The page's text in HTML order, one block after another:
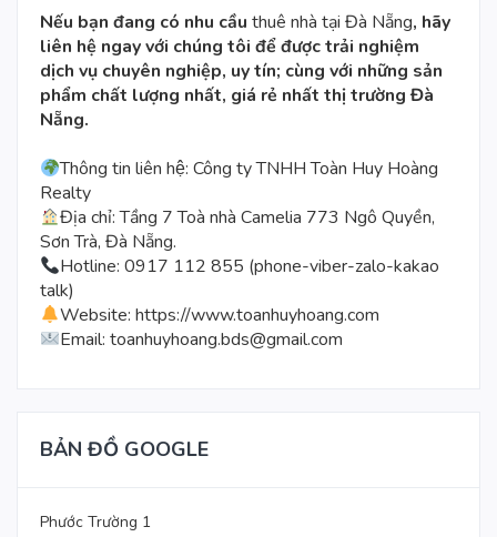
Nếu bạn đang có nhu cầu thuê nhà tại Đà Nẵng, hãy
liên hệ ngay với chúng tôi để được trải nghiệm
dịch vụ chuyên nghiệp, uy tín; cùng với những sản
phẩm chất lượng nhất, giá rẻ nhất thị trường Đà
Nẵng.
Thông tin liên hệ: Công ty TNHH Toàn Huy Hoàng
Realty
Địa chỉ: Tầng 7 Toà nhà Camelia 773 Ngô Quyền,
Sơn Trà, Đà Nẵng.
Hotline: 0917 112 855 (phone-viber-zalo-kakao
talk)
Website:https://www.toanhuyhoang.com
Email: toanhuyhoang.bds@gmail.com
BẢN ĐỒ GOOGLE
Phước Trường 1